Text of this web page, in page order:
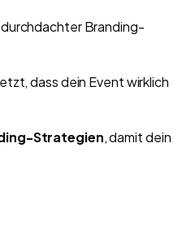
Branding-
dass dein Event wirklich
Strategien, damit dein